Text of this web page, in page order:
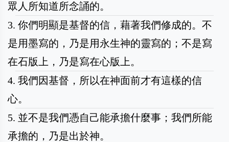
眾人所知道所念誦的。
3. 你們明顯是基督的信，藉著我們修成的。不
是用墨寫的，乃是用永生神的靈寫的；不是寫
在石版上，乃是寫在心版上。
4. 我們因基督，所以在神面前才有這樣的信
心。
5. 並不是我們憑自己能承擔什麼事；我們所能
承擔的，乃是出於神。